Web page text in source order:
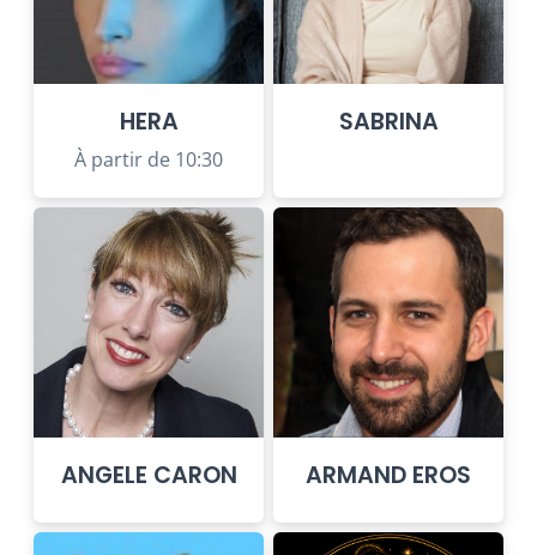
HERA
À partir de 10:30
SABRINA
ANGELE CARON ARMAND EROS